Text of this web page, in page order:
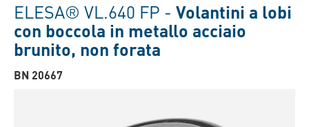
ELESA® VL.640 FP - Volantini a lobi
con boccola in metallo acciaio
brunito, non forata
BN 20667